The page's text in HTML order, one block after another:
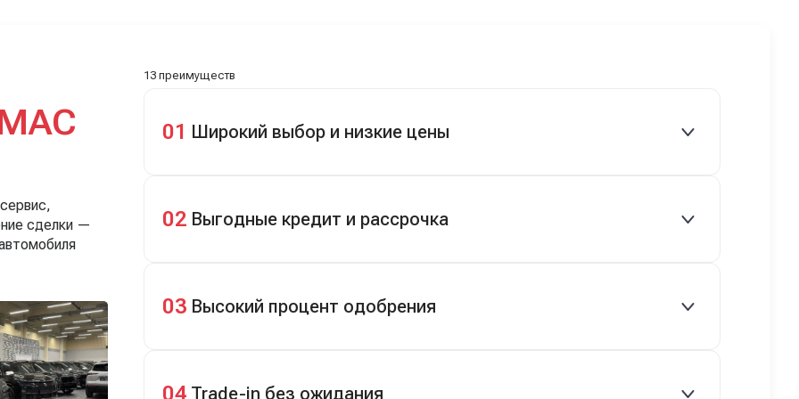
немного переплатить за новую, зато
МАС
сделки —
13 преимуществ
01 Широкий выбор и низкие цены
02 Выгодные кредит и рассрочка
03 Высокий процент одобрения
04 Trade-in без ожидания